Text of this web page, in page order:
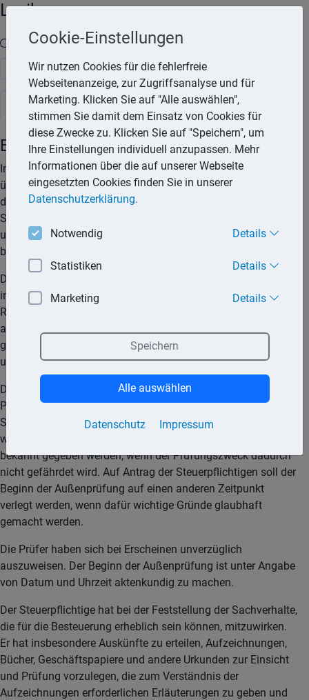
Lexika
Volltext-Suche in den Lexika
Suchen
Steuerlexikon
Betriebsprüfung
Im Rahmen einer Betriebsprüfung bzw. Außenprüfung
überprüfen die Finanzbehörden steuererhebliche Angaben
des Steuerpflichtigen. Sie kann eine oder mehrere
Steuerarten, einen oder mehrere Besteuerungszeiträume
umfassen oder sich auf bestimmte Sachverhalte
beschränken.
Die Finanzbehörde bestimmt den Umfang der Außenprüfung
in einer schriftlich zu erteilenden Prüfungsanordnung mit
Rechtsbehelfsbelehrung. Eine Außenprüfung ist unter
anderem zulässig bei Steuerpflichtigen, die einen
gewerblichen oder land- und forstwirtschaftlichen Betrieb
unterhalten oder die freiberuflich tätig sind.
Die Prüfungsanordnung sowie der voraussichtliche
Prüfungsbeginn und die Namen der Prüfer müssen dem
Steuerpflichtigen, bei dem die Außenprüfung durchgeführt
werden soll, in angemessener Zeit vor Beginn der Prüfung
bekannt gegeben werden, wenn der Prüfungszweck dadurch
nicht gefährdet wird. Auf Antrag der Steuerpflichtigen soll der
Beginn der Außenprüfung auf einen anderen Zeitpunkt
verlegt werden, wenn dafür wichtige Gründe glaubhaft
gemacht werden.
Die Prüfer haben sich bei Erscheinen unverzüglich
auszuweisen. Der Beginn der Außenprüfung ist unter Angabe
von Datum und Uhrzeit aktenkundig zu machen.
Der Steuerpflichtige hat bei der Feststellung der Sachverhalte,
die für die Besteuerung erheblich sein können, mitzuwirken.
Er hat insbesondere Auskünfte zu erteilen, Aufzeichnungen,
Bücher, Geschäftspapiere und andere Urkunden zur Einsicht
und Prüfung vorzulegen, die zum Verständnis der
Aufzeichnungen erforderlichen Erläuterungen zu geben und
Cookie-Einstellungen
Wir nutzen Cookies für die fehlerfreie
Webseitenanzeige, zur Zugriffsanalyse und für
Marketing. Klicken Sie auf "Alle auswählen",
stimmen Sie damit dem Einsatz von Cookies für
diese Zwecke zu. Klicken Sie auf "Speichern", um
Ihre Einstellungen individuell anzupassen. Mehr
Informationen über die auf unserer Webseite
eingesetzten Cookies finden Sie in unserer
Datenschutzerklärung.
Notwendig Details
Statistiken Details
Marketing Details
Datenschutz Impressum
Speichern
Alle auswählen